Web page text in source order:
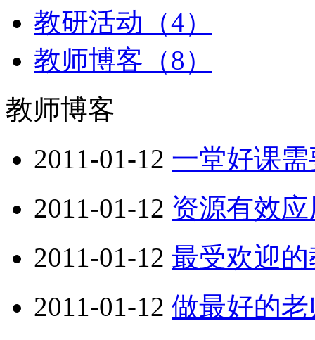
教研活动（4）
教师博客（8）
教师博客
2011-01-12 一堂好课
2011-01-12 资源有效应
2011-01-12 最受欢迎
2011-01-12 做最好的老